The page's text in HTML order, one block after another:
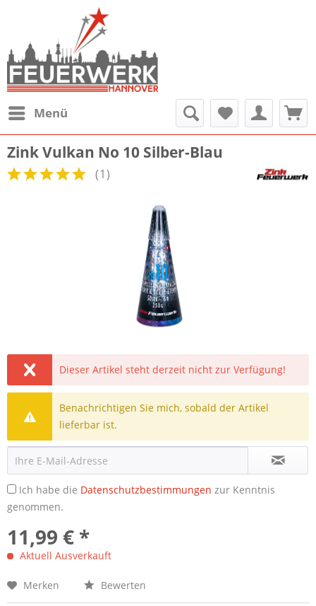
Menü
Zink Vulkan No 10 Silber-Blau
(1)
Dieser Artikel steht derzeit nicht zur Verfügung!
Benachrichtigen Sie mich, sobald der Artikel
lieferbar ist.
Ich habe die Datenschutzbestimmungen zur Kenntnis
genommen.
11,99 € *
Aktuell Ausverkauft
Merken Bewerten